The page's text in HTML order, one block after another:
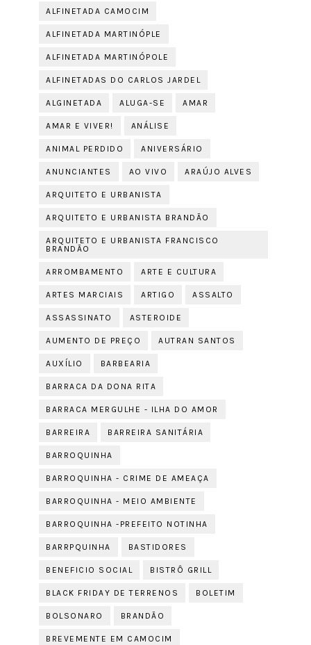
ALFINETADA CAMOCIM
ALFINETADA MARTINÓPLE
ALFINETADA MARTINÓPOLE
ALFINETADAS DO CARLOS JARDEL
ALGINETADA ALUGA-SE AMAR
AMAR E VIVER! ANÁLISE
ANIMAL PERDIDO ANIVERSÁRIO
ANUNCIANTES AO VIVO ARAÚJO ALVES
ARQUITETO E URBANISTA
ARQUITETO E URBANISTA BRANDÃO
ARQUITETO E URBANISTA FRANCISCO
BRANDÃO
ARROMBAMENTO ARTE E CULTURA
ARTES MARCIAIS ARTIGO ASSALTO
ASSASSINATO ASTEROIDE
AUMENTO DE PREÇO AUTRAN SANTOS
AUXÍLIO BARBEARIA
BARRACA DA DONA RITA
BARRACA MERGULHE - ILHA DO AMOR
BARREIRA BARREIRA SANITÁRIA
BARROQUINHA
BARROQUINHA - CRIME DE AMEAÇA
BARROQUINHA - MEIO AMBIENTE
BARROQUINHA -PREFEITO NOTINHA
BARRPQUINHA BASTIDORES
BENEFICIO SOCIAL BISTRÔ GRILL
BLACK FRIDAY DE TERRENOS BOLETIM
BOLSONARO BRANDÃO
BREVEMENTE EM CAMOCIM